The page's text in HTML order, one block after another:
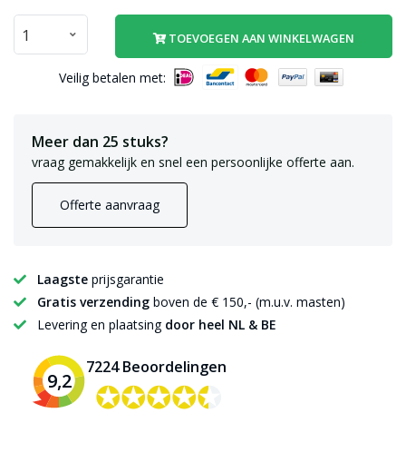
TOEVOEGEN AAN WINKELWAGEN
Veilig betalen met:
Meer dan 25 stuks?
vraag gemakkelijk en snel een persoonlijke offerte aan.
Offerte aanvraag
Laagste prijsgarantie
Gratis verzending boven de € 150,- (m.u.v. masten)
Levering en plaatsing door heel NL & BE
9,2
7224 Beoordelingen
✪✪✪✪✪
✪✪✪✪✪